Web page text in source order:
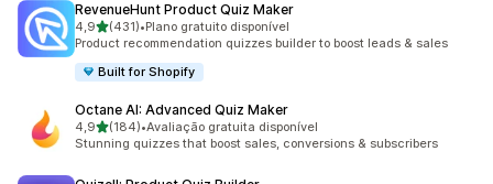
RevenueHunt Product Quiz Maker
4,9de 5 estrelas
(431)
431 total de avaliações
•Plano gratuito disponível
Product recommendation quizzes builder to boost leads & sales
Built for Shopify
Octane AI: Advanced Quiz Maker
4,9de 5 estrelas
(184)
184 total de avaliações
•Avaliação gratuita disponível
Stunning quizzes that boost sales, conversions & subscribers